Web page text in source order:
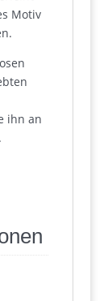
Motiv
ihn an